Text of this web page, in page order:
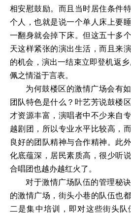
相安慰鼓励。而且当时居住条件
个人，也就是说一个单人床上要
一翻身就会掉下床。但这五十多
天这样紧张的演出生活，而且来
的机会，演出一结束立即登机返
佩之情溢于言表。
为何鼓楼区的激情广场会有
团队特色是什么？叶艺芳说鼓楼
才资源丰富，演唱者中不少来自
越剧团，所以专业水平比较高，
良好的团队精神与合作精神。此
化底蕴深，居民素质高，很少听
合唱团也越办越红火了。
对于激情广场队伍的管理秘
的激情广场，街头小巷的队伍也
二是集中培训，即对这些街头